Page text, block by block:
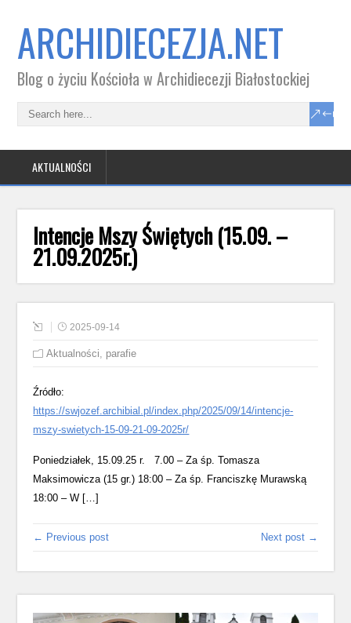
ARCHIDIECEZJA.NET
Blog o życiu Kościoła w Archidiecezji Białostockiej
AKTUALNOŚCI
Intencje Mszy Świętych (15.09. –
21.09.2025r.)
2025-09-14
Aktualności, parafie
Źródło:
https://swjozef.archibial.pl/index.php/2025/09/14/intencje-
mszy-swietych-15-09-21-09-2025r/
Poniedziałek, 15.09.25 r. 7.00 – Za śp. Tomasza
Maksimowicza (15 gr.) 18:00 – Za śp. Franciszkę Murawską
18:00 – W […]
← Previous post Next post →